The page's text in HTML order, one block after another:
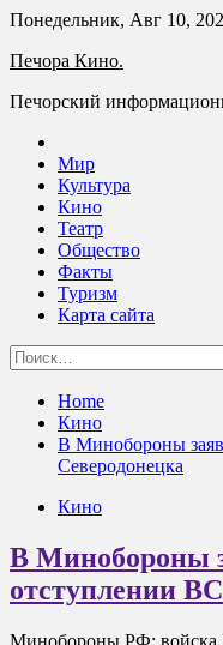
Skip
content
Понедельник, Авг 10,
Печора Кино.
Печорский
Мир
Культура
Кино
Театр
Общество
Факты
Туризм
Карта сайта
Найти:
Home
Кино
В Минобороны
Северодонецка
Кино
В Минобороны
отступлении
Минобороны РФ: войска